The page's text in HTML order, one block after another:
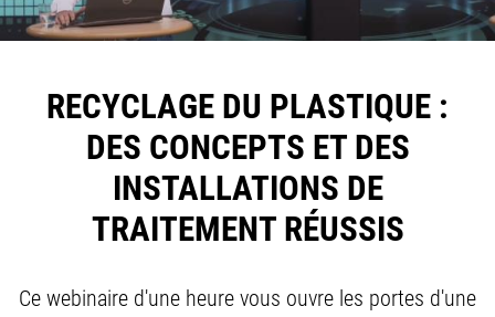
RECYCLAGE DU PLASTIQUE :
DES CONCEPTS ET DES
INSTALLATIONS DE
TRAITEMENT RÉUSSIS
Ce webinaire d'une heure vous ouvre les portes d'une